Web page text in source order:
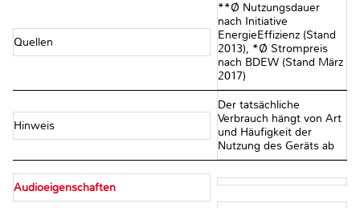
Quellen
**Ø Nutzungsdauer
nach Initiative
EnergieEffizienz (Stand
2013), *Ø Strompreis
nach BDEW (Stand März
2017)
Hinweis
Der tatsächliche
Verbrauch hängt von Art
und Häufigkeit der
Nutzung des Geräts ab
Audioeigenschaften